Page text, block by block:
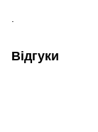
Відгуки